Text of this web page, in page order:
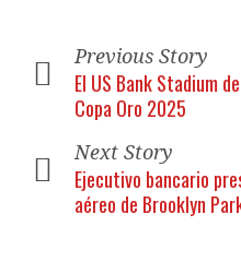
Previous Story
El US Bank Stadium
Copa Oro 2025
Next Story
Ejecutivo bancario
aéreo de Brooklyn